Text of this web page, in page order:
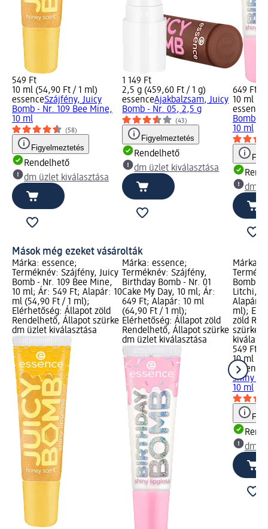
549 Ft
10 ml (54,90 Ft / 1 ml)
essenceSzájfény, Juicy
Bomb - Nr. 109 Bee Mine,
10 ml
(58)
Figyelmeztetés
Rendelhető
dm üzlet kiválasztása
1 149 Ft
2,5 g (459,60 Ft / 1 g)
essenceAjakbalzsam, Juicy
Bomb - Nr. 05, 2,5 g
(43)
Figyelmeztetés
Rendelhető
dm üzlet kiválasztása
649 Ft
10 ml
essence
Bomb -
10 ml
dm
Mások még ezeket vásárolták
Márka: essence;
Terméknév: Szájfény, Juicy
Bomb - Nr. 109 Bee Mine,
10 ml; Ár: 549 Ft; Alapár: 10
ml (54,90 Ft / 1 ml);
Elérhetőség: Állapot zöld
Rendelhető, Állapot szürke
dm üzlet kiválasztása
Márka: essence;
Terméknév: Szájfény,
Birthday Bomb - Nr. 01
Cake My Day, 10 ml; Ár:
649 Ft; Alapár: 10 ml
(64,90 Ft / 1 ml);
Elérhetőség: Állapot zöld
Rendelhető, Állapot szürke
dm üzlet kiválasztása
Márka:
Bomb
Litchi,
Alapár:
ml);
zöld
szürke
549 Ft
10 ml
essence
shiny -
10 ml
dm